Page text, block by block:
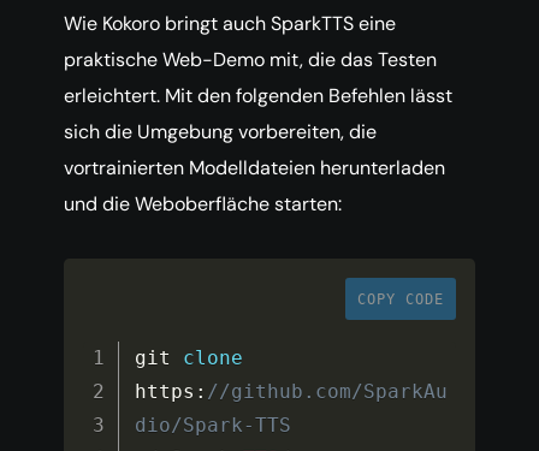
Wie Kokoro bringt auch SparkTTS eine
praktische Web-Demo mit, die das Testen
erleichtert. Mit den folgenden Befehlen lässt
sich die Umgebung vorbereiten, die
vortrainierten Modelldateien herunterladen
und die Weboberfläche starten:
COPY CODE
git clone
https : //github.com/SparkAu
dio/Spark-TTS